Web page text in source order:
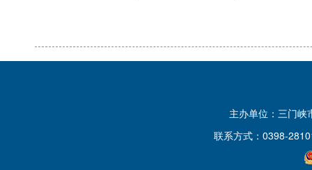
主办单位：三门
联系方式：0398-